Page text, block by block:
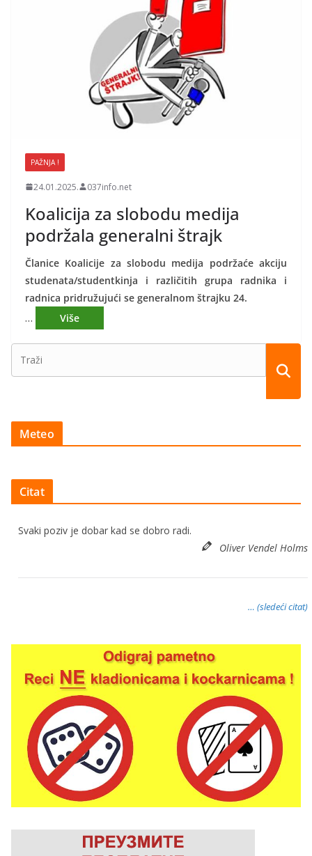
PAŽNJA !
24.01.2025. 037info.net
Koalicija za slobodu medija
podržala generalni štrajk
Članice Koalicije za slobodu medija podržaće akciju
studenata/studentkinja i različitih grupa radnika i
radnica pridružujući se generalnom štrajku 24.
…
Meteo
Citat
Svaki poziv je dobar kad se dobro radi.
Oliver Vendel Holms
… (sledeći citat)